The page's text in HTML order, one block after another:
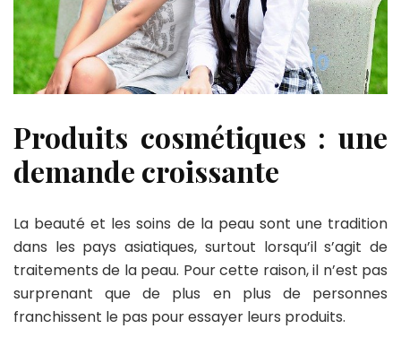
Produits cosmétiques : une
demande croissante
La beauté et les soins de la peau sont une tradition
dans les pays asiatiques, surtout lorsqu’il s’agit de
traitements de la peau. Pour cette raison, il n’est pas
surprenant que de plus en plus de personnes
franchissent le pas pour essayer leurs produits.